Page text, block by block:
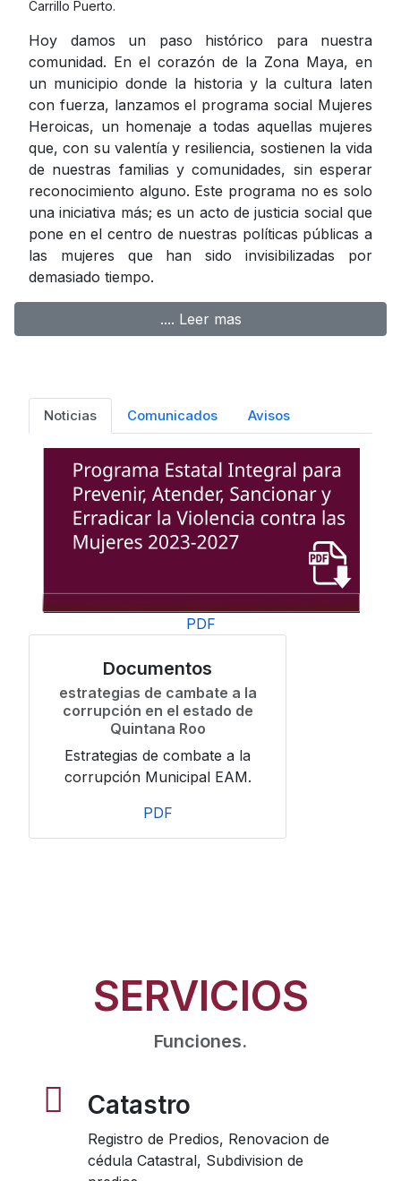
Carrillo Puerto.
Hoy damos un paso histórico para nuestra
comunidad. En el corazón de la Zona Maya, en
un municipio donde la historia y la cultura laten
con fuerza, lanzamos el programa social Mujeres
Heroicas, un homenaje a todas aquellas mujeres
que, con su valentía y resiliencia, sostienen la vida
de nuestras familias y comunidades, sin esperar
reconocimiento alguno. Este programa no es solo
una iniciativa más; es un acto de justicia social que
pone en el centro de nuestras políticas públicas a
las mujeres que han sido invisibilizadas por
demasiado tiempo.
.... Leer mas
Noticias Comunicados Avisos
PDF
Documentos
estrategias de cambate a la
corrupción en el estado de
Quintana Roo
Estrategias de combate a la
corrupción Municipal EAM.
PDF
SERVICIOS
Funciones.
Catastro
Registro de Predios, Renovacion de
cédula Catastral, Subdivision de